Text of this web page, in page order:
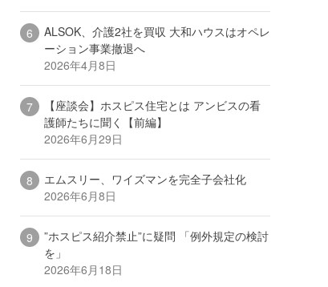
ALSOK、介護2社を買収 大和ハウスはオペレ
ーション事業撤退へ
2026年4月8日
【座談会】ホスピス住宅とは アンビスの看
護師たちに聞く【前編】
2026年6月29日
エムスリー、ワイズマンを完全子会社化
2026年6月8日
”ホスピス紹介禁止”に疑問 「例外規定の検討
を」
2026年6月18日